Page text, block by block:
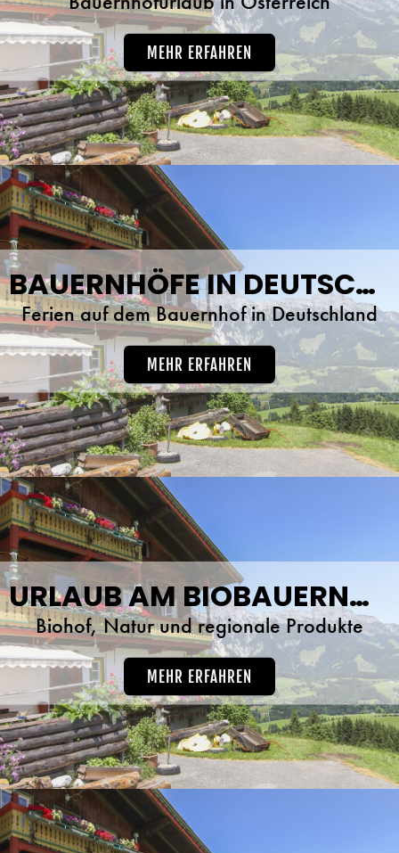
MEHR ERFAHREN
BAUERNHÖFE IN DEUTSCHLAND
Ferien auf dem Bauernhof in Deutschland
MEHR ERFAHREN
URLAUB AM BIOBAUERNHOF
Biohof, Natur und regionale Produkte
MEHR ERFAHREN